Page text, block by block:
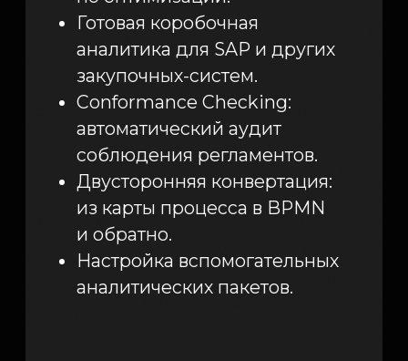
Мероприятия Контакты
Политика в отношении обработки
персональных данных
Пользовательское соглашение
ProcessTech